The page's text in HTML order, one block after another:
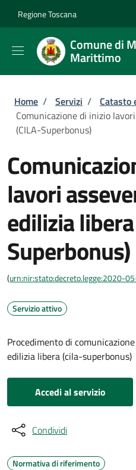
Regione Toscana
Comune di
Marittimo
Briciole di
Home / Servizi / Catasto
Comunicazione di inizio
(CILA-Superbonus)
lavori
edilizia
Superbonus)
(urn:nir:stato:decreto.legge:2020-
Servizio attivo
Procedimento di
edilizia libera (cila-superbonus)
Accedi al servizio
Condividi
Normativa di riferimento